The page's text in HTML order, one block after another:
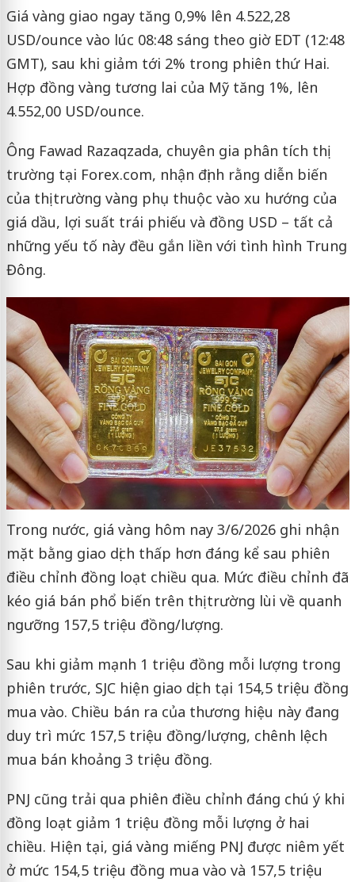
Giá vàng giao ngay tăng 0,9% lên 4.522,28
USD/ounce vào lúc 08:48 sáng theo giờ EDT (12:48
GMT), sau khi giảm tới 2% trong phiên thứ Hai.
Hợp đồng vàng tương lai của Mỹ tăng 1%, lên
4.552,00 USD/ounce.
Ông Fawad Razaqzada, chuyên gia phân tích thị
trường tại Forex.com, nhận định rằng diễn biến
của thị trường vàng phụ thuộc vào xu hướng của
giá dầu, lợi suất trái phiếu và đồng USD – tất cả
những yếu tố này đều gắn liền với tình hình Trung
Đông.
Trong nước, giá vàng hôm nay 3/6/2026 ghi nhận
mặt bằng giao dịch thấp hơn đáng kể sau phiên
điều chỉnh đồng loạt chiều qua. Mức điều chỉnh đã
kéo giá bán phổ biến trên thị trường lùi về quanh
ngưỡng 157,5 triệu đồng/lượng.
Sau khi giảm mạnh 1 triệu đồng mỗi lượng trong
phiên trước, SJC hiện giao dịch tại 154,5 triệu đồng
mua vào. Chiều bán ra của thương hiệu này đang
duy trì mức 157,5 triệu đồng/lượng, chênh lệch
mua bán khoảng 3 triệu đồng.
PNJ cũng trải qua phiên điều chỉnh đáng chú ý khi
đồng loạt giảm 1 triệu đồng mỗi lượng ở hai
chiều. Hiện tại, giá vàng miếng PNJ được niêm yết
ở mức 154,5 triệu đồng mua vào và 157,5 triệu